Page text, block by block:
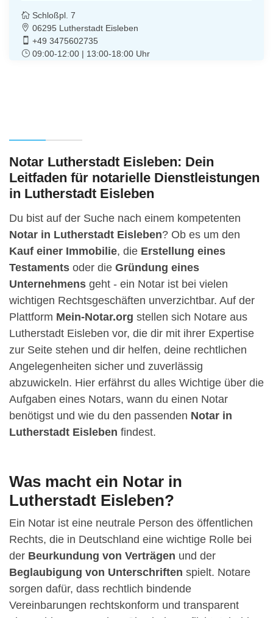
Schloßpl. 7
06295 Lutherstadt Eisleben
+49 3475602735
09:00-12:00 | 13:00-18:00 Uhr
Notar Lutherstadt Eisleben: Dein
Leitfaden für notarielle Dienstleistungen
in Lutherstadt Eisleben
Du bist auf der Suche nach einem kompetenten
Notar in Lutherstadt Eisleben? Ob es um den
Kauf einer Immobilie, die Erstellung eines
Testaments oder die Gründung eines
Unternehmens geht - ein Notar ist bei vielen
wichtigen Rechtsgeschäften unverzichtbar. Auf der
Plattform Mein-Notar.org stellen sich Notare aus
Lutherstadt Eisleben vor, die dir mit ihrer Expertise
zur Seite stehen und dir helfen, deine rechtlichen
Angelegenheiten sicher und zuverlässig
abzuwickeln. Hier erfährst du alles Wichtige über die
Aufgaben eines Notars, wann du einen Notar
benötigst und wie du den passenden Notar in
Lutherstadt Eisleben findest.
Was macht ein Notar in
Lutherstadt Eisleben?
Ein Notar ist eine neutrale Person des öffentlichen
Rechts, die in Deutschland eine wichtige Rolle bei
der Beurkundung von Verträgen und der
Beglaubigung von Unterschriften spielt. Notare
sorgen dafür, dass rechtlich bindende
Vereinbarungen rechtskonform und transparent